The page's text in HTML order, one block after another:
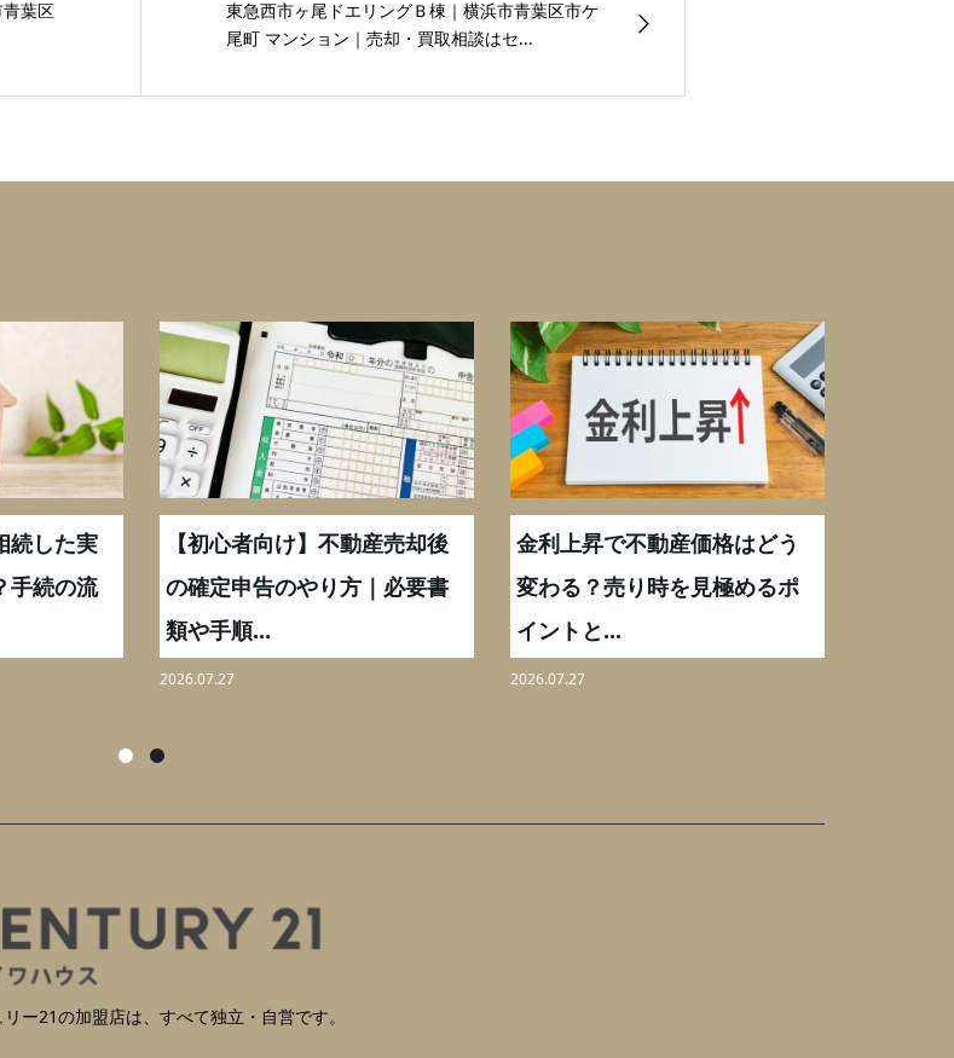
葉区
東急西市ヶ尾ドエリングＢ棟｜横浜市青葉区市ケ
尾町 マンション｜売却・買取相談はセ...
続した実
手続の流
【初心者向け】不動産売却後
の確定申告のやり方｜必要書
類や手順...
2026.07.27
金利上昇で不動産価格はどう
変わる？売り時を見極めるポ
イントと...
2026.07.27
ー21の加盟店は、すべて独立・自営です。